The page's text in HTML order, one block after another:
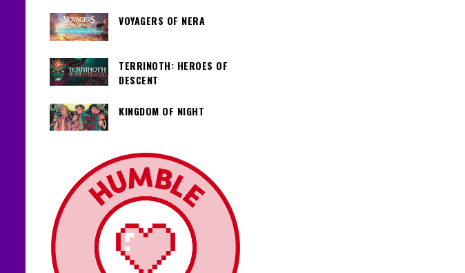
VOYAGERS OF NERA
TERRINOTH: HEROES OF
DESCENT
KINGDOM OF NIGHT